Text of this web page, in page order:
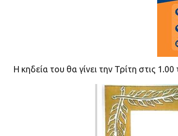
Η κηδεία του θα γίνει την Τρίτη στις